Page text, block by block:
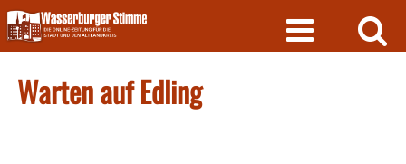
Skip
to
content
Warten auf Edling